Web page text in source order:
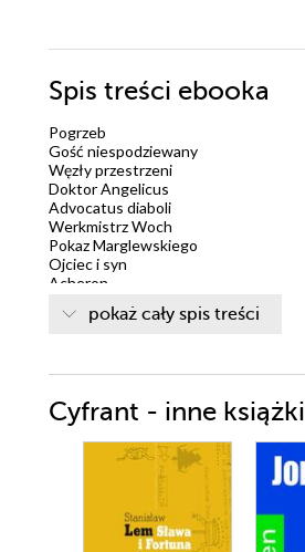
Spis treści ebooka
Pogrzeb
Gość niespodziewany
Węzły przestrzeni
Doktor Angelicus
Advocatus diaboli
Werkmistrz Woch
Pokaz Marglewskiego
Ojciec i syn
Acheron
pokaż cały spis treści
Cyfrant - inne książki